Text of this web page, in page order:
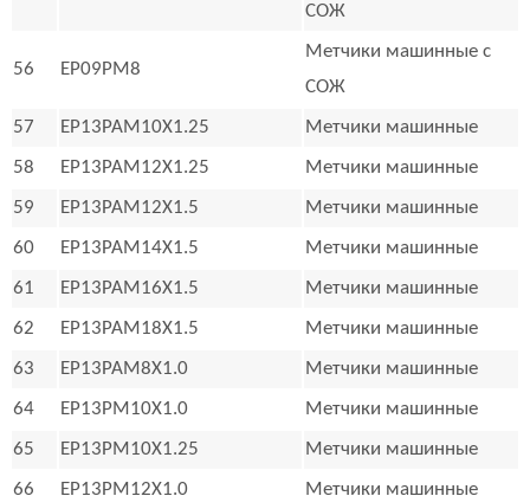
СОЖ
56 EP09PM8
Метчики машинные с
СОЖ
57
EP13PAM10X1.25
Метчики машинные
58
EP13PAM12X1.25
Метчики машинные
59
EP13PAM12X1.5
Метчики машинные
60
EP13PAM14X1.5
Метчики машинные
61
EP13PAM16X1.5
Метчики машинные
62
EP13PAM18X1.5
Метчики машинные
63
EP13PAM8X1.0
Метчики машинные
64
EP13PM10X1.0
Метчики машинные
65
EP13PM10X1.25
Метчики машинные
66
EP13PM12X1.0
Метчики машинные